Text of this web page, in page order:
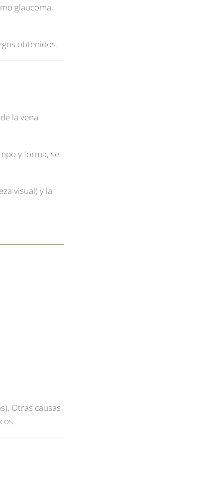
glaucoma,
obtenidos.
la vena
y forma, se
visual) y la
Otras causas